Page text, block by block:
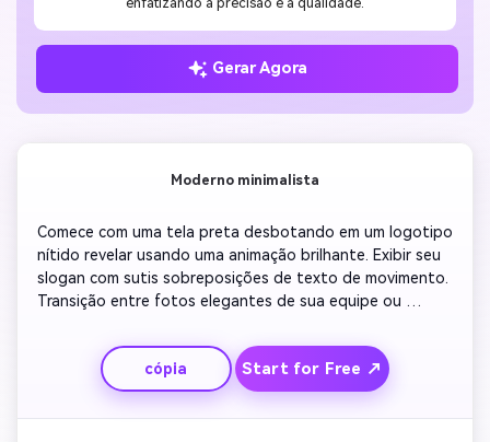
Gerar Agora
Moderno minimalista
Comece com uma tela preta desbotando em um logotipo
nítido revelar usando uma animação brilhante. Exibir seu
slogan com sutis sobreposições de texto de movimento.
Transição entre fotos elegantes de sua equipe ou
Mantenha as cores neutras e profissionais, com
tipografia simples e elegante para manter um tom limpo.
Terminar com um outro polido mostrando seu site ou
detalhes de contato.
cópia Start for Free ↗